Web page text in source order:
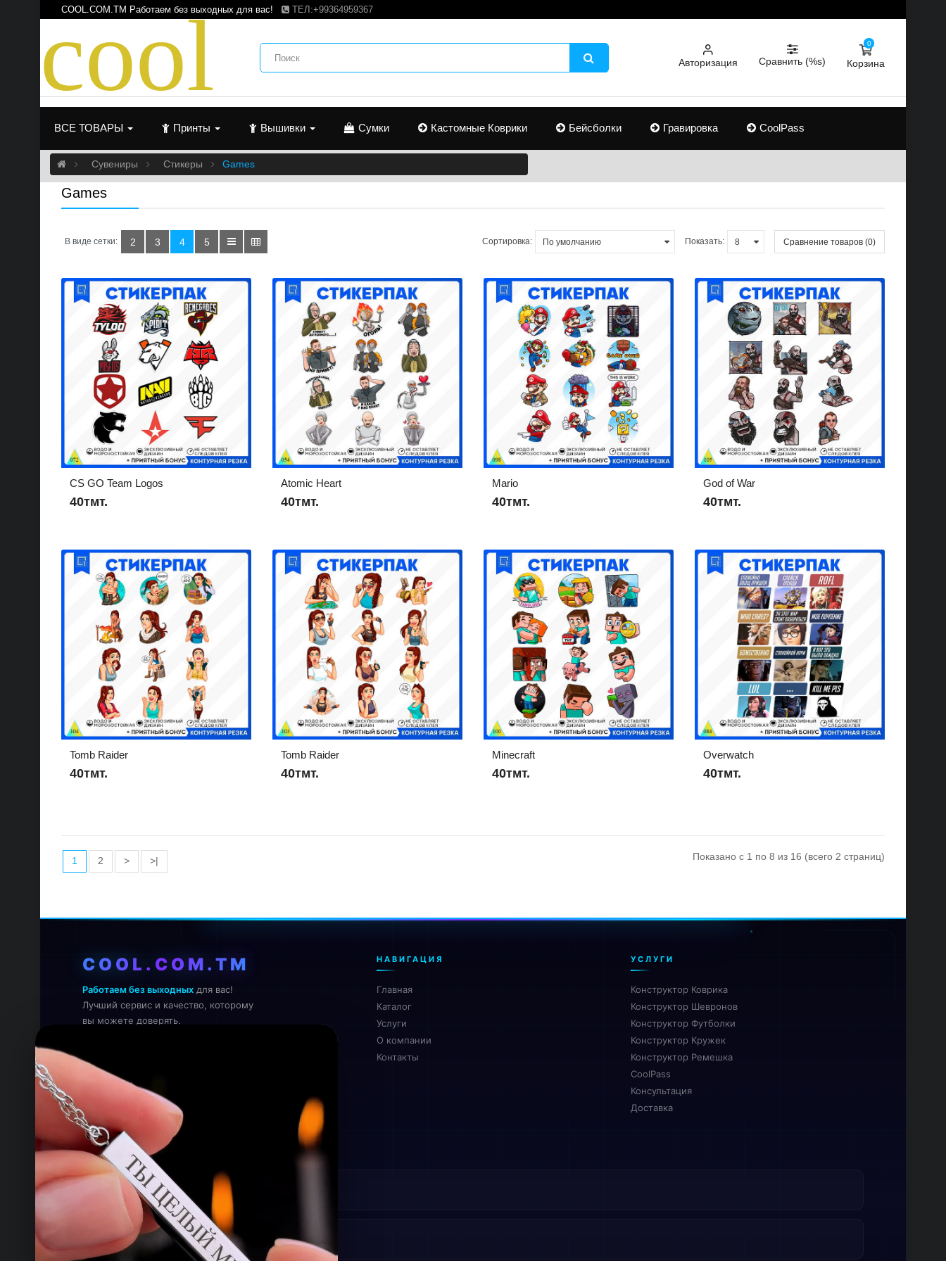
cool
COOL.COM.TM Работаем без выходных для вас! ТЕЛ:+99364959367
Авторизация Сравнить (%s) Корзина
0
ВСЕ ТОВАРЫ Принты Вышивки Сумки Кастомные Коврики Бейсболки Гравировка CoolPass
Сувениры Cтикеры Games
Games
В виде сетки: 2 3 4 5 Сортировка: Показать: Сравнение товаров (0)
CS GO Team Logos
40тмт.
Atomic Heart
40тмт.
Mario
40тмт.
God of War
40тмт.
Tomb Raider
40тмт.
Tomb Raider
40тмт.
Minecraft
40тмт.
Overwatch
40тмт.
1 2 > >| Показано с 1 по 8 из 16 (всего 2 страниц)
COOL.COM.TM
Работаем без выходных для вас!
Лучший сервис и качество, которому
вы можете доверять.
НАВИГАЦИЯ
Главная
Каталог
Услуги
О компании
Контакты
УСЛУГИ
Конструктор Коврика
Конструктор Шевронов
Конструктор Футболки
Конструктор Кружек
Конструктор Ремешка
CoolPass
Консультация
Доставка
КОНТАКТЫ
ТЕЛЕФОН
+993 649 593 67
EMAIL
rdemirov@cool.com.tm